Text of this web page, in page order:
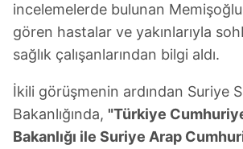
incelemelerde bulunan
gören hastalar ve yakınlarıyla
sağlık çalışanlarından bilgi aldı.
İkili görüşmenin ardından Suriye
Bakanlığında, "Türkiye
Bakanlığı ile Suriye Arap